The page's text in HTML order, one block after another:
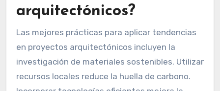
arquitectónicos?
Las mejores prácticas para aplicar tendencias
en proyectos arquitectónicos incluyen la
investigación de materiales sostenibles. Utilizar
recursos locales reduce la huella de carbono.